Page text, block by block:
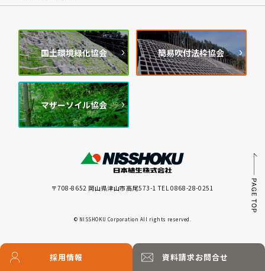
採用情報 資料請求お問合せ
国土環境緑化協会 簡易吹付法枠協会
マザーソイル協会
〒708-8652 岡山県津山市高尾573-1 TEL 0868-28-0251
© NISSHOKU Corporation All rights reserved.